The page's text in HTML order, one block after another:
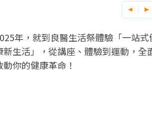
健
良醫健康網從「換季的身體變
透過醫學觀點與日常感受的對
亞健康的認知，進而引導實際